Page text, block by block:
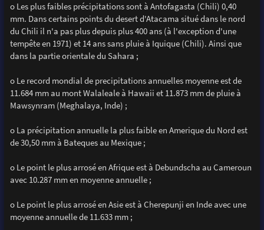
o Les plus faibles précipitations sont à Antofagasta (Chili) 0,40
mm. Dans certains points du desert d'Atacama situé dans le nord
du Chili il n'a pas plus depuis plus 400 ans (à l'exception d'une
tempête en 1971) et 14 ans sans pluie à Iquique (Chili). Ainsi que
dans la partie orientale du Sahara ;
o Le record mondial de precipitations annuelles moyenne est de
11.684 mm au mont Walaleale à Hawaii et 11.873 mm de pluie à
Mawsynram (Meghalaya, Inde) ;
o La précipitation annuelle la plus faible en Amerique du Nord est
de 30,50 mm à Bateques au Mexique ;
o Le point le plus arrosé en Afrique est à Debundscha au Cameroun
avec 10.287 mm en moyenne annuelle ;
o Le point le plus arrosé en Asie est à Cherepunji en Inde avec une
moyenne annuelle de 11.633 mm ;